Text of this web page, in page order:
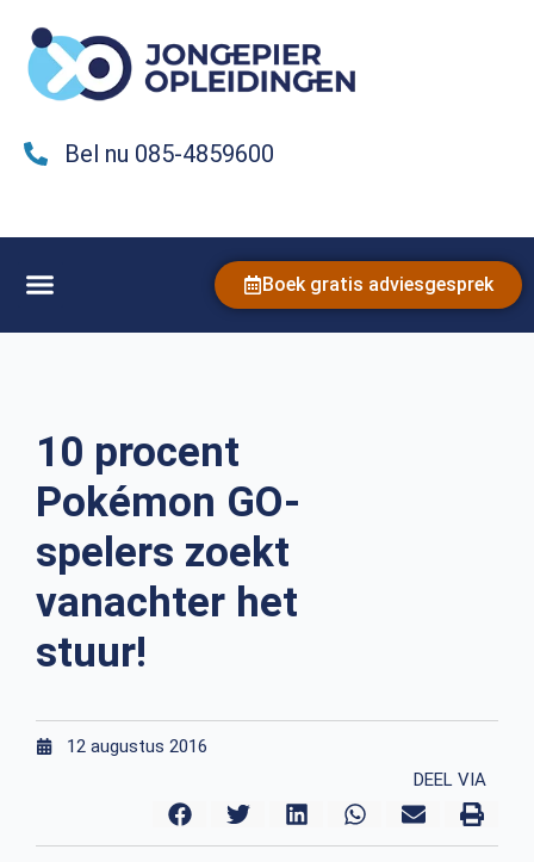
Bel nu 085-4859600
Boek gratis adviesgesprek
10 procent
Pokémon GO-
spelers zoekt
vanachter het
stuur!
12 augustus 2016
DEEL VIA